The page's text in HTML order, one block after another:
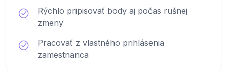
Rýchlo pripisovať body aj počas rušnej
zmeny
Pracovať z vlastného prihlásenia
zamestnanca